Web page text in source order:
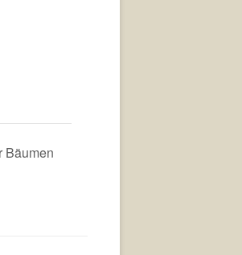
Bäumen